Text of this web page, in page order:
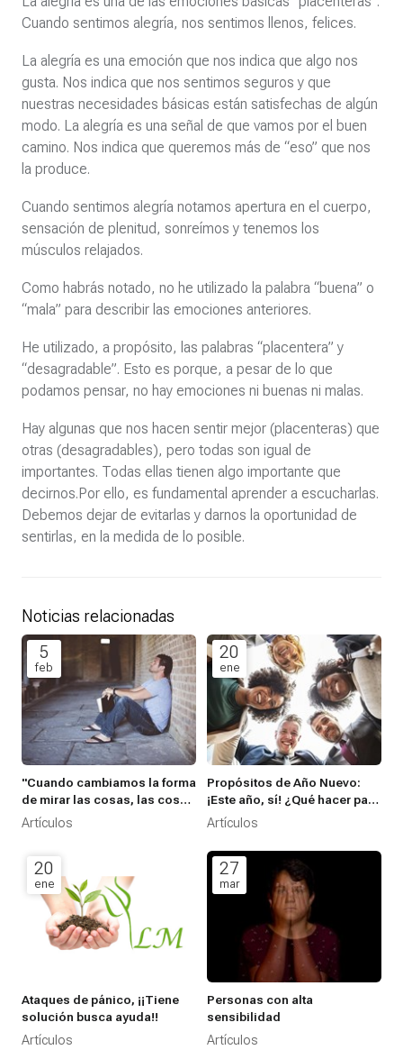
Cuando sentimos alegría, nos sentimos llenos, felices.
La alegría es una emoción que nos indica que algo nos
gusta. Nos indica que nos sentimos seguros y que
nuestras necesidades básicas están satisfechas de algún
modo. La alegría es una señal de que vamos por el buen
camino. Nos indica que queremos más de “eso” que nos
la produce.
Cuando sentimos alegría notamos apertura en el cuerpo,
sensación de plenitud, sonreímos y tenemos los
músculos relajados.
Como habrás notado, no he utilizado la palabra “buena” o
“mala” para describir las emociones anteriores.
He utilizado, a propósito, las palabras “placentera” y
“desagradable”. Esto es porque, a pesar de lo que
podamos pensar, no hay emociones ni buenas ni malas.
Hay algunas que nos hacen sentir mejor (placenteras) que
otras (desagradables), pero todas son igual de
importantes. Todas ellas tienen algo importante que
decirnos.Por ello, es fundamental aprender a escucharlas.
Debemos dejar de evitarlas y darnos la oportunidad de
sentirlas, en la medida de lo posible.
Noticias relacionadas
5
feb
"Cuando cambiamos la forma
de mirar las cosas, las cosas
que miramos cambian” –
Artículos
20
ene
Propósitos de Año Nuevo:
¡Este año, sí! ¿Qué hacer para
que, a diferencia de lo que
propósitos de Año Nuevo?
Artículos
20
ene
Ataques de pánico, ¡¡Tiene
solución busca ayuda!!
Artículos
27
mar
Personas con alta
sensibilidad
Artículos